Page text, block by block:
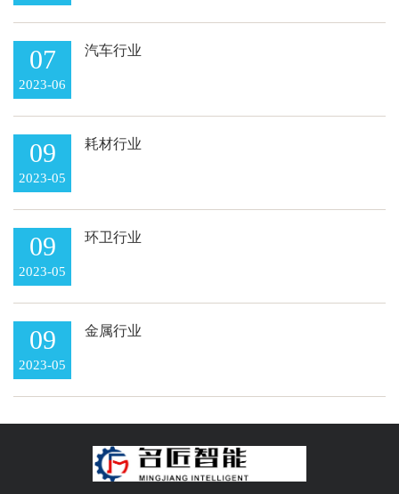
07
2023-06
汽车行业
09
2023-05
耗材行业
09
2023-05
环卫行业
09
2023-05
金属行业